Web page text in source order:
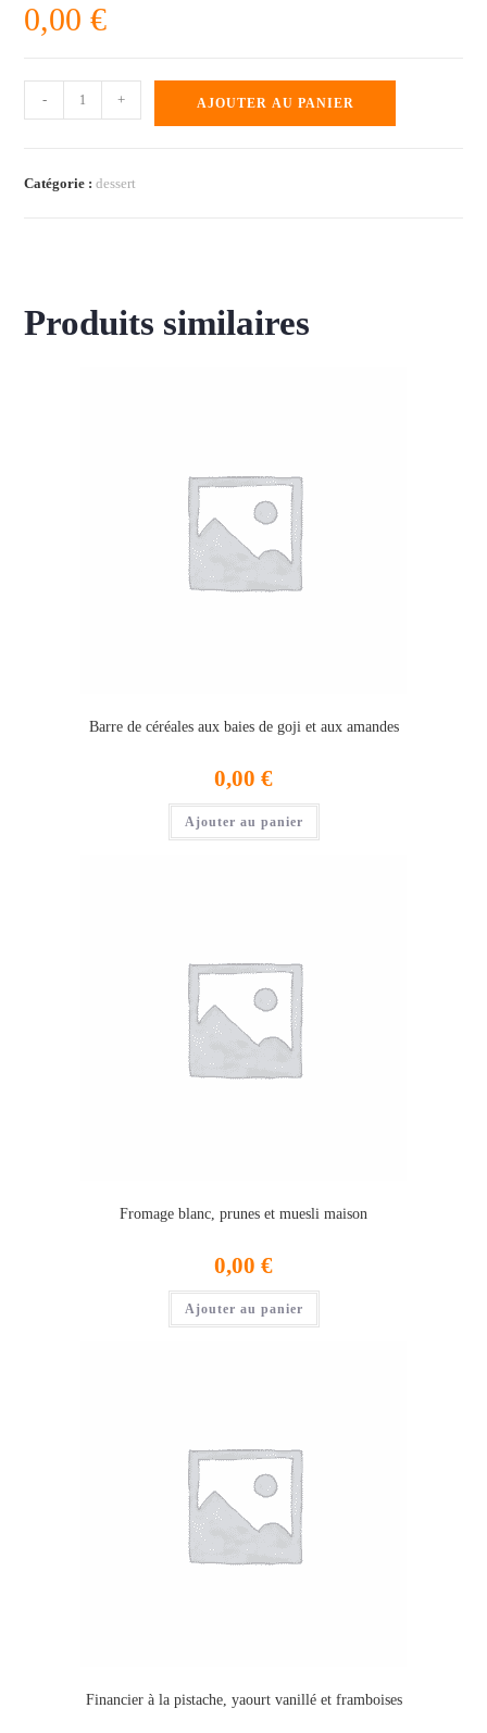
0,00€
- + AJOUTER AU PANIER
Catégorie :dessert
Produits similaires
Barre de céréales aux baies de goji et aux amandes
0,00 €
Ajouter au panier
Fromage blanc, prunes et muesli maison
0,00 €
Ajouter au panier
Financier à la pistache, yaourt vanillé et framboises